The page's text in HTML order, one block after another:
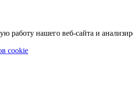
нашего веб-сайта и
cookie